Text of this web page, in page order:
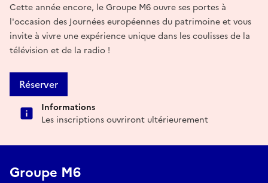
Cette année encore, le Groupe M6 ouvre ses portes à
l'occasion des Journées européennes du patrimoine et vous
invite à vivre une expérience unique dans les coulisses de la
télévision et de la radio !
Réserver
Informations
Les inscriptions ouvriront ultérieurement
Groupe M6